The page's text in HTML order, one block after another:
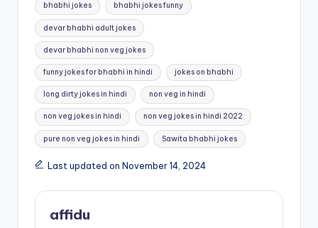
bhabhi jokes bhabhi jokes funny
devar bhabhi adult jokes
devar bhabhi non veg jokes
funny jokes for bhabhi in hindi jokes on bhabhi
long dirty jokes in hindi non veg in hindi
non veg jokes in hindi non veg jokes in hindi 2022
pure non veg jokes in hindi Sawita bhabhi jokes
Last updated on November 14, 2024
affidu